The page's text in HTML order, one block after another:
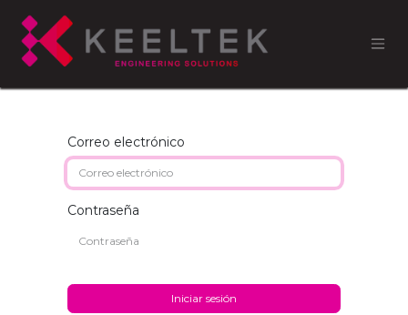
Correo electrónico
Contraseña
Iniciar sesión